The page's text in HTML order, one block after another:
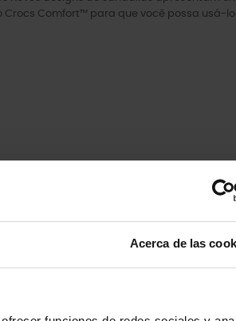
Acerca de las
Comfort™ para que você possa usá-